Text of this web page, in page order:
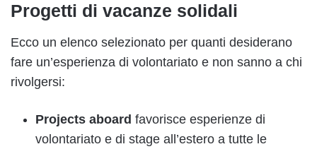
Progetti di vacanze solidali
Ecco un elenco selezionato per quanti desiderano
fare un’esperienza di volontariato e non sanno a chi
rivolgersi:
Projects aboard favorisce esperienze di
volontariato e di stage all’estero a tutte le